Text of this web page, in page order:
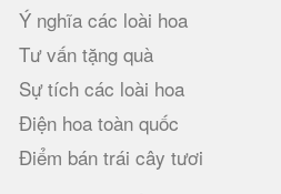
Ý nghĩa các loài hoa
Tư vấn tặng quà
Sự tích các loài hoa
Điện hoa toàn quốc
Điểm bán trái cây tươi